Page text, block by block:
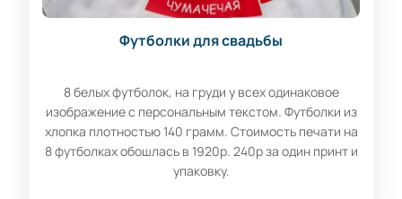
Футболки для свадьбы
8 белых футболок, на груди у всех одинаковое
изображение с персональным текстом. Футболки из
хлопка плотностью 140 грамм. Стоимость печати на
8 футболках обошлась в 1920р. 240р за один принт и
упаковку.